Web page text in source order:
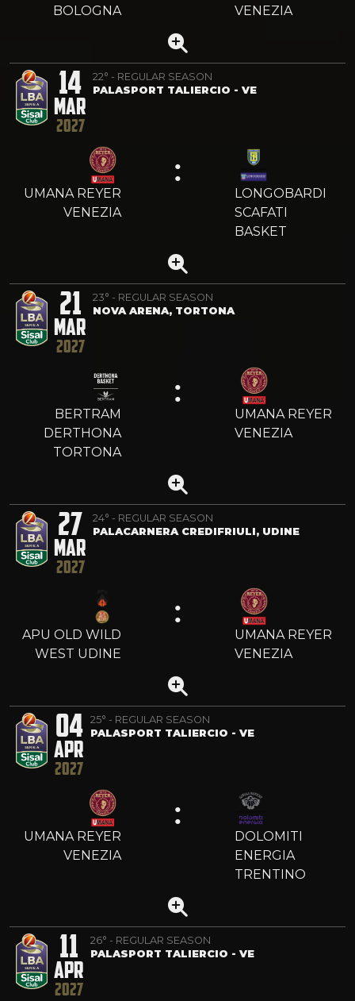
BOLOGNA
VENEZIA
14
MAR
2027
22° - REGULAR SEASON
PALASPORT TALIERCIO - VE
UMANA REYER
VENEZIA
:
LONGOBARDI
SCAFATI
BASKET
21
MAR
2027
23° - REGULAR SEASON
NOVA ARENA, TORTONA
BERTRAM
DERTHONA
TORTONA
:
UMANA REYER
VENEZIA
27
MAR
2027
24° - REGULAR SEASON
PALACARNERA CREDIFRIULI, UDINE
APU OLD WILD
WEST UDINE
:
UMANA REYER
VENEZIA
04
APR
2027
25° - REGULAR SEASON
PALASPORT TALIERCIO - VE
UMANA REYER
VENEZIA
:
DOLOMITI
ENERGIA
TRENTINO
11
APR
2027
26° - REGULAR SEASON
PALASPORT TALIERCIO - VE